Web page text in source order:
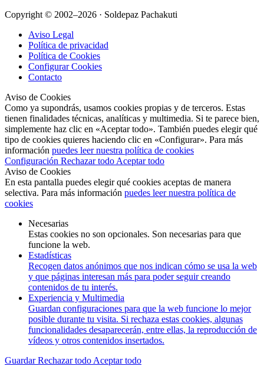
Copyright © 2002–2026 · Soldepaz Pachakuti
Aviso Legal
Política de privacidad
Política de Cookies
Configurar Cookies
Contacto
Aviso de Cookies
Como ya supondrás, usamos cookies propias y de terceros. Estas
tienen finalidades técnicas, analíticas y multimedia. Si te parece bien,
simplemente haz clic en «Aceptar todo». También puedes elegir qué
tipo de cookies quieres haciendo clic en «Configurar». Para más
información puedes leer nuestra política de cookies
Configuración Rechazar todo Aceptar todo
Aviso de Cookies
En esta pantalla puedes elegir qué cookies aceptas de manera
selectiva. Para más información puedes leer nuestra política de
cookies
Necesarias
Estas cookies no son opcionales. Son necesarias para que
funcione la web.
Estadísticas
Recogen datos anónimos que nos indican cómo se usa la web
y que páginas interesan más para poder seguir creando
contenidos de tu interés.
Experiencia y Multimedia
Guardan configuraciones para que la web funcione lo mejor
posible durante tu visita. Si rechaza estas cookies, algunas
funcionalidades desaparecerán, entre ellas, la reproducción de
vídeos y otros contenidos insertados.
GuardarRechazar todo Aceptar todo